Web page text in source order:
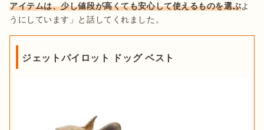
アイテムは、少し値段が高くても安心して使えるものを選ぶよ
うにしています」と話してくれました。
ジェットパイロット ドッグ ベスト